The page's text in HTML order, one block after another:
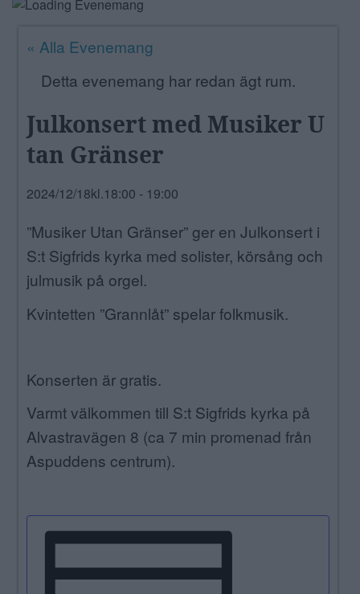
NÄRINGSLIV
« Alla Evenemang
Detta evenemang har redan ägt rum.
Julkonsert med Musiker U
tan Gränser
2024/12/18kl.18:00 - 19:00
”Musiker Utan Gränser” ger en Julkonsert i
S:t Sigfrids kyrka med solister, körsång och
julmusik på orgel.
Kvintetten ”Grannlåt” spelar folkmusik.
Konserten är gratis.
Varmt välkommen till S:t Sigfrids kyrka på
Alvastravägen 8 (ca 7 min promenad från
Aspuddens centrum).